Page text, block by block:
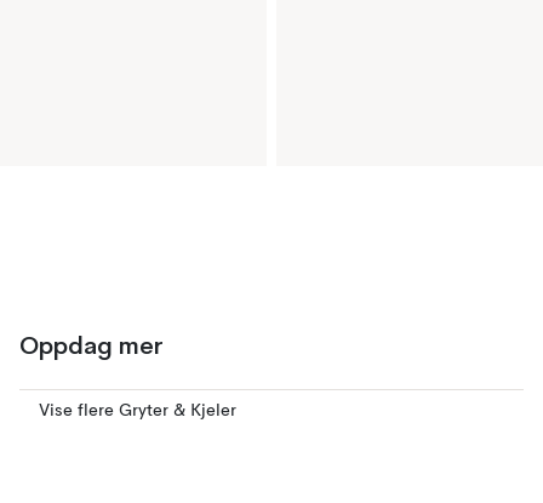
Oppdag mer
Vise flere Gryter & Kjeler